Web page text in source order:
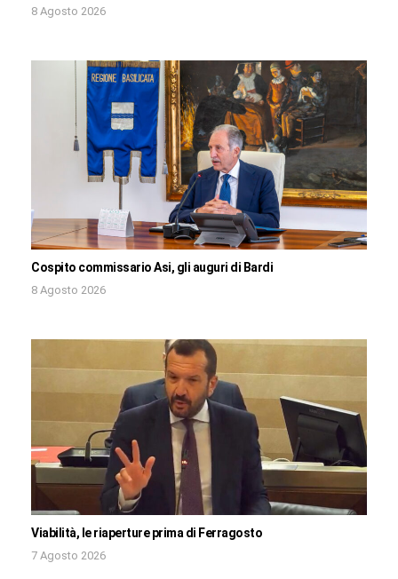
8 Agosto 2026
Cospito commissario Asi, gli auguri di Bardi
8 Agosto 2026
Viabilità, le riaperture prima di Ferragosto
7 Agosto 2026